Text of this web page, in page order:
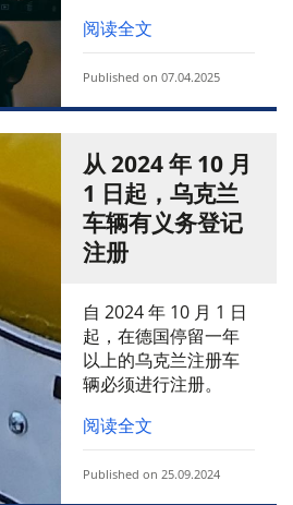
阅读全文
Published on 07.04.2025
从 2024 年 10 月
1 日起，乌克兰
车辆有义务登记
注册
自 2024 年 10 月 1 日
起，在德国停留一年
以上的乌克兰注册车
辆必须进行注册。
阅读全文
Published on 25.09.2024